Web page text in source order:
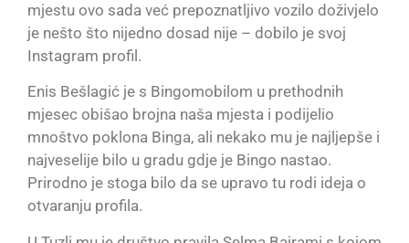
mjestu ovo sada već prepoznatljivo vozilo doživjelo
je nešto što nijedno dosad nije – dobilo je svoj
Instagram profil.
Enis Bešlagić je s Bingomobilom u prethodnih
mjesec obišao brojna naša mjesta i podijelio
mnoštvo poklona Binga, ali nekako mu je najljepše i
najveselije bilo u gradu gdje je Bingo nastao.
Prirodno je stoga bilo da se upravo tu rodi ideja o
otvaranju profila.